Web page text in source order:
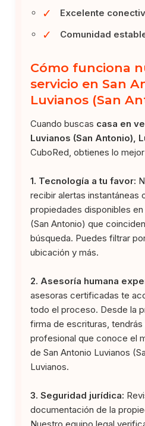
✓ Excelente
✓ Comunidad
Cómo funciona
servicio en San
Luvianos (San
Cuando buscas casa en
Luvianos (San Antonio),
CuboRed, obtienes lo
1. Tecnología a tu favor:
recibir alertas instantáneas
propiedades disponibles en
(San Antonio) que
búsqueda. Puedes filtrar
ubicación y más.
2. Asesoría humana
asesoras certificadas te
todo el proceso. Desde la
firma de escrituras, tendrás
profesional que conoce el
de San Antonio Luvianos
Luvianos.
3. Seguridad jurídica:
documentación de la
Nuestro equipo legal